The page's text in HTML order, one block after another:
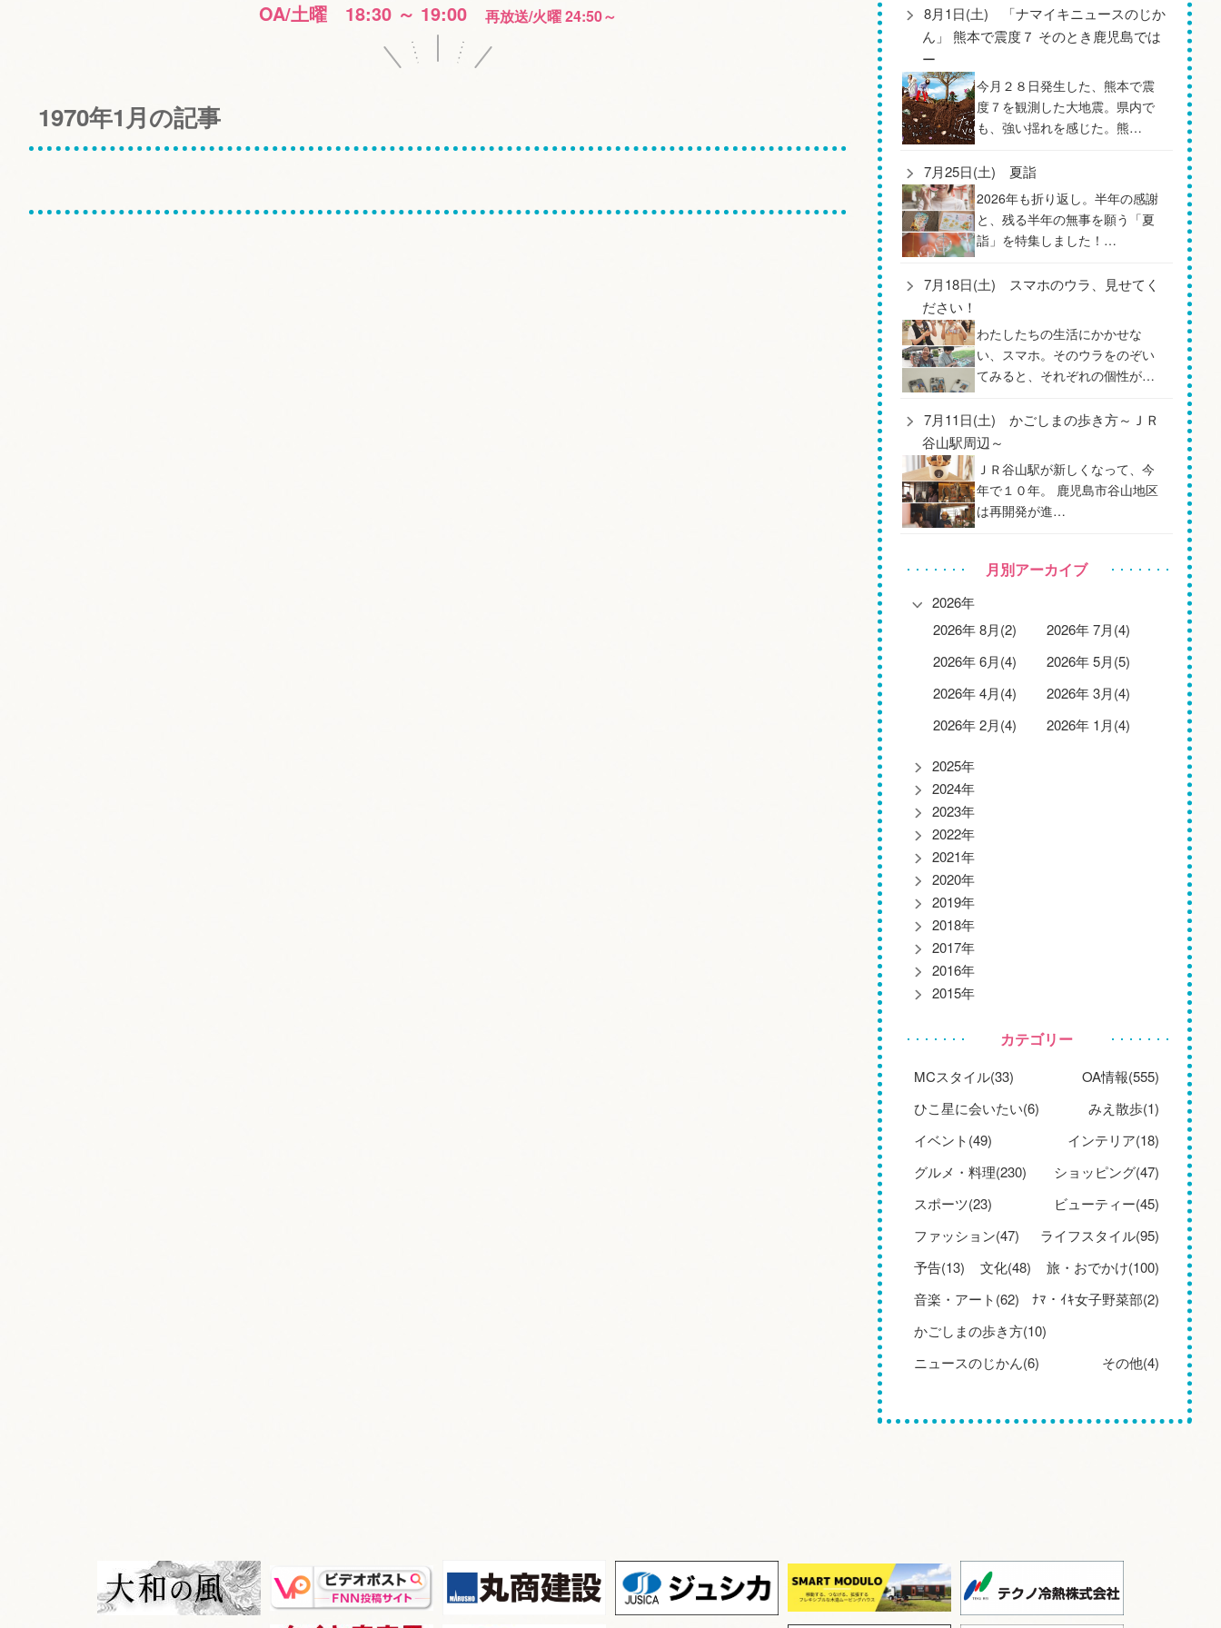
OA/土曜 18:30 ～ 19:00 再放送/火曜 24:50～
1970年1月の記事
8月1日(土) 「ナマイキニュースのじか
ん」 熊本で震度７ そのとき鹿児島では
ー
今月２８日発生した、熊本で震
度７を観測した大地震。県内で
も、強い揺れを感じた。熊…
7月25日(土) 夏詣
2026年も折り返し。半年の感謝
と、残る半年の無事を願う「夏
詣」を特集しました！…
7月18日(土) スマホのウラ、見せてく
ださい！
わたしたちの生活にかかせな
い、スマホ。そのウラをのぞい
てみると、それぞれの個性が…
7月11日(土) かごしまの歩き方～ＪＲ
谷山駅周辺～
ＪＲ谷山駅が新しくなって、今
年で１０年。 鹿児島市谷山地区
は再開発が進…
月別アーカイブ
2026年
2026年 8月(2)
2026年 7月(4)
2026年 6月(4)
2026年 5月(5)
2026年 4月(4)
2026年 3月(4)
2026年 2月(4)
2026年 1月(4)
2025年
2024年
2023年
2022年
2021年
2020年
2019年
2018年
2017年
2016年
2015年
カテゴリー
MCスタイル(33)
OA情報(555)
ひこ星に会いたい(6)
みえ散歩(1)
イベント(49)
インテリア(18)
グルメ・料理(230)
ショッピング(47)
スポーツ(23)
ビューティー(45)
ファッション(47)
ライフスタイル(95)
予告(13)
文化(48)
旅・おでかけ(100)
音楽・アート(62)
ﾅﾏ・ｲｷ女子野菜部(2)
かごしまの歩き方(10)
ニュースのじかん(6)
その他(4)